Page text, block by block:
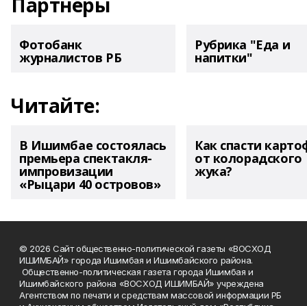
Фотобанк
журналистов РБ
Рубрика "Еда и
напитки"
Читайте:
В Ишимбае состоялась
премьера спектакля-
импровизации
«Рыцари 40 островов»
Как спасти
от колорадского
жука?
© 2026 Сайт общественно-политической газеты «ВОСХОД
ИШИМБАЙ» города Ишимбая и Ишимбайского района.
Общественно-политическая газета города Ишимбая и
Ишимбайского района «ВОСХОД ИШИМБАЙ» учреждена
Агентством по печати и средствам массовой информации РБ